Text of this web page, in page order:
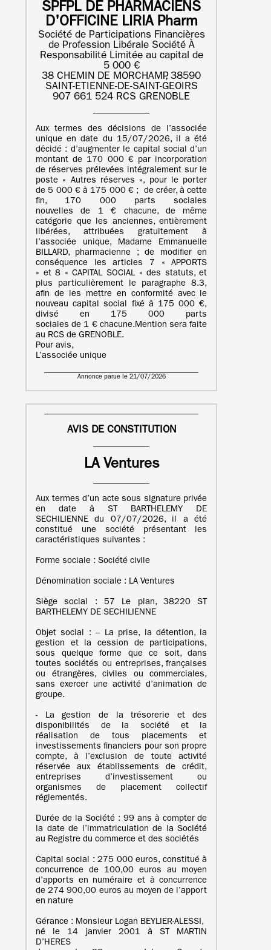
SPFPL DE PHARMACIENS
D'OFFICINE LIRIA Pharm
Société de Participations Financières
de Profession Libérale Société À
Responsabilité Limitée au capital de
5 000 €
38 CHEMIN DE MORCHAMP, 38590
SAINT-ETIENNE-DE-SAINT-GEOIRS
907 661 524 RCS GRENOBLE
Aux termes des décisions de l’associée
unique en date du 15/07/2026, il a été
décidé : d’augmenter le capital social d’un
montant de 170 000 € par incorporation
de réserves prélevées intégralement sur le
poste « Autres réserves », pour le porter
de 5 000 € à 175 000 € ; de créer, à cette
fin, 170 000 parts sociales
nouvelles de 1 € chacune, de même
catégorie que les anciennes, entièrement
libérées, attribuées gratuitement à
l’associée unique, Madame Emmanuelle
BILLARD, pharmacienne ; de modifier en
conséquence les articles 7 « APPORTS
» et 8 « CAPITAL SOCIAL » des statuts, et
plus particulièrement le paragraphe 8.3,
afin de les mettre en conformité avec le
nouveau capital social fixé à 175 000 €,
divisé en 175 000 parts
sociales de 1 € chacune.Mention sera faite
au RCS de GRENOBLE.
Pour avis,
L’associée unique
Annonce parue le 21/07/2026
AVIS DE CONSTITUTION
LA Ventures
Aux termes d’un acte sous signature privée
en date à ST BARTHELEMY DE
SECHILIENNE du 07/07/2026, il a été
constitué une société présentant les
caractéristiques suivantes :
Forme sociale : Société civile
Dénomination sociale : LA Ventures
Siège social : 57 Le plan, 38220 ST
BARTHELEMY DE SECHILIENNE
Objet social : – La prise, la détention, la
gestion et la cession de participations,
sous quelque forme que ce soit, dans
toutes sociétés ou entreprises, françaises
ou étrangères, civiles ou commerciales,
sans exercer une activité d’animation de
groupe.
- La gestion de la trésorerie et des
disponibilités de la société et la
réalisation de tous placements et
investissements financiers pour son propre
compte, à l’exclusion de toute activité
réservée aux établissements de crédit,
entreprises d’investissement ou
organismes de placement collectif
réglementés.
Durée de la Société : 99 ans à compter de
la date de l’immatriculation de la Société
au Registre du commerce et des sociétés
Capital social : 275 000 euros, constitué à
concurrence de 100,00 euros au moyen
d’apports en numéraire et à concurrence
de 274 900,00 euros au moyen de l’apport
en nature
Gérance : Monsieur Logan BEYLIER-ALESSI,
né le 14 janvier 2001 à ST MARTIN
D’HERES